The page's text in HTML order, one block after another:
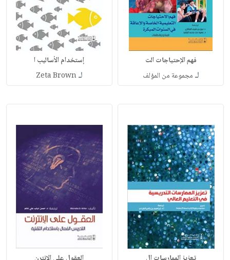
فهم الإحتياجات الت
لـ مجموعة من المؤلف
إستخدام الأساليب ا
لـZeta Brown